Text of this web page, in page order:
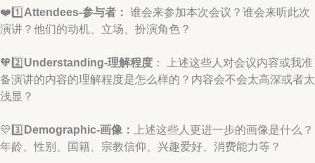
❤️1️⃣ Attendees-参与者： 谁会来参加本次会议？谁会来听此次
演讲？他们的动机、立场、扮演角色？
🧡2️⃣ Understanding-理解程度 ： 上述这些人对会议内容或我准
备演讲的内容的理解程度是怎么样的？内容会不会太高深或者太
浅显？
💛3️⃣ Demographic-画像：
上述这些人更进一步的画像是什么？
年龄、性别、国籍、宗教信仰、兴趣爱好、消费能力等？